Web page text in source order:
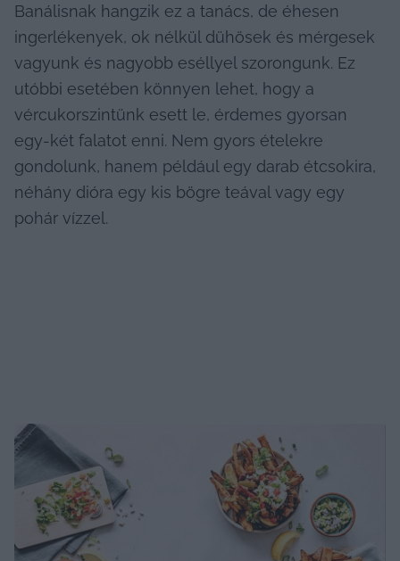
Banálisnak hangzik ez a tanács, de éhesen
ingerlékenyek, ok nélkül dühösek és mérgesek
vagyunk és nagyobb eséllyel szorongunk. Ez
utóbbi esetében könnyen lehet, hogy a
vércukorszintünk esett le, érdemes gyorsan
egy-két falatot enni. Nem gyors ételekre
gondolunk, hanem például egy darab étcsokira,
néhány dióra egy kis bögre teával vagy egy
pohár vízzel.